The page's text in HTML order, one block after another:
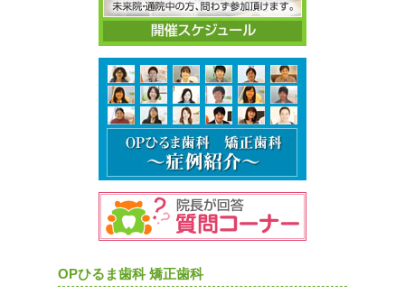
OPひるま歯科 矯正歯科